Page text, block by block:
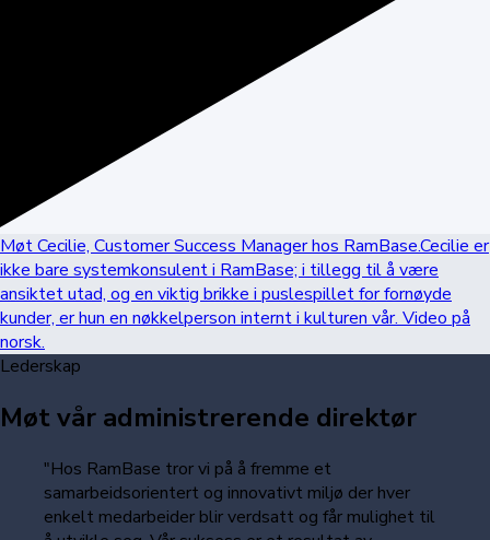
Møt Cecilie, Customer Success Manager hos RamBase.Cecilie er
ikke bare systemkonsulent i RamBase; i tillegg til å være
ansiktet utad, og en viktig brikke i puslespillet for fornøyde
kunder, er hun en nøkkelperson internt i kulturen vår. Video på
norsk.
Lederskap
Møt vår administrerende direktør
"Hos RamBase tror vi på å fremme et
samarbeidsorientert og innovativt miljø der hver
enkelt medarbeider blir verdsatt og får mulighet til